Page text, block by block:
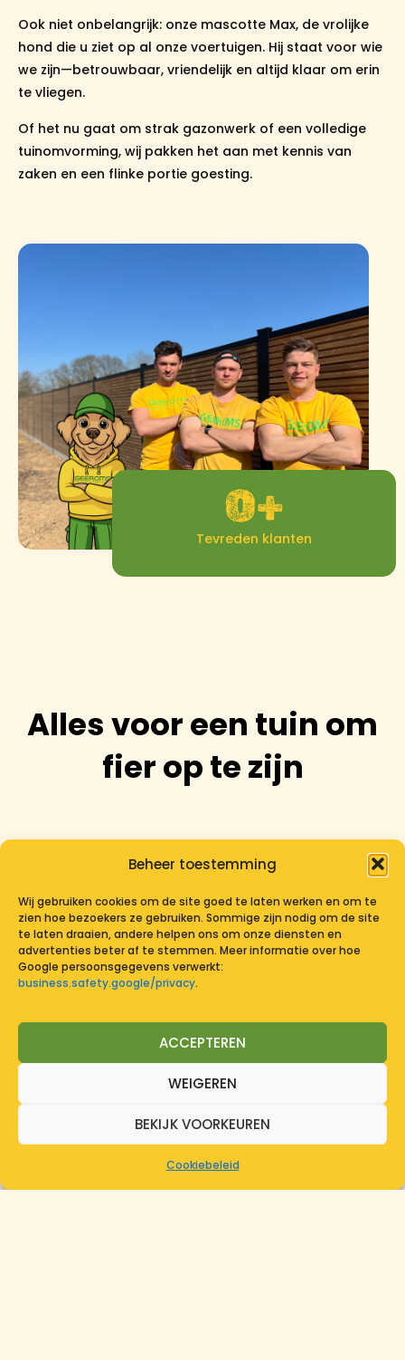
Beheer toestemming
Wij gebruiken cookies om de site goed te laten werken en om te
zien hoe bezoekers ze gebruiken. Sommige zijn nodig om de site
te laten draaien, andere helpen ons om onze diensten en
advertenties beter af te stemmen. Meer informatie over hoe
Google persoonsgegevens verwerkt:
business.safety.google/privacy.
ACCEPTEREN
WEIGEREN
BEKIJK VOORKEUREN
Cookiebeleid
Tevreden klanten
0+
Ook niet onbelangrijk: onze mascotte Max, de vrolijke
hond die u ziet op al onze voertuigen. Hij staat voor wie
we zijn—betrouwbaar, vriendelijk en altijd klaar om erin
te vliegen.
Of het nu gaat om strak gazonwerk of een volledige
tuinomvorming, wij pakken het aan met kennis van
zaken en een flinke portie goesting.
Alles voor een tuin om
fier op te zijn
Afsluitingen
privacy, veiligheid en een nette afwerking van